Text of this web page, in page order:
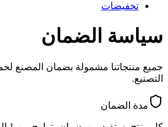
تخفيضات
سياسة الضمان
جميع منتجاتنا مشمولة بضمان المصنع
التصنيع.
مدة الضمان